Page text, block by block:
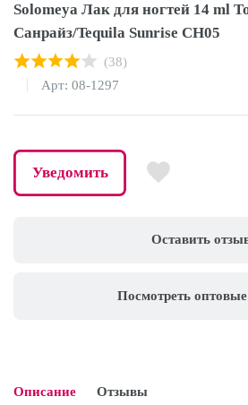
Оставить
Посмотреть
Solomeya Лак для ногтей 14 ml
Санрайз/Tequila Sunrise CH05
(38)
Арт: 08-1297
Уведомить
Описание Отзывы